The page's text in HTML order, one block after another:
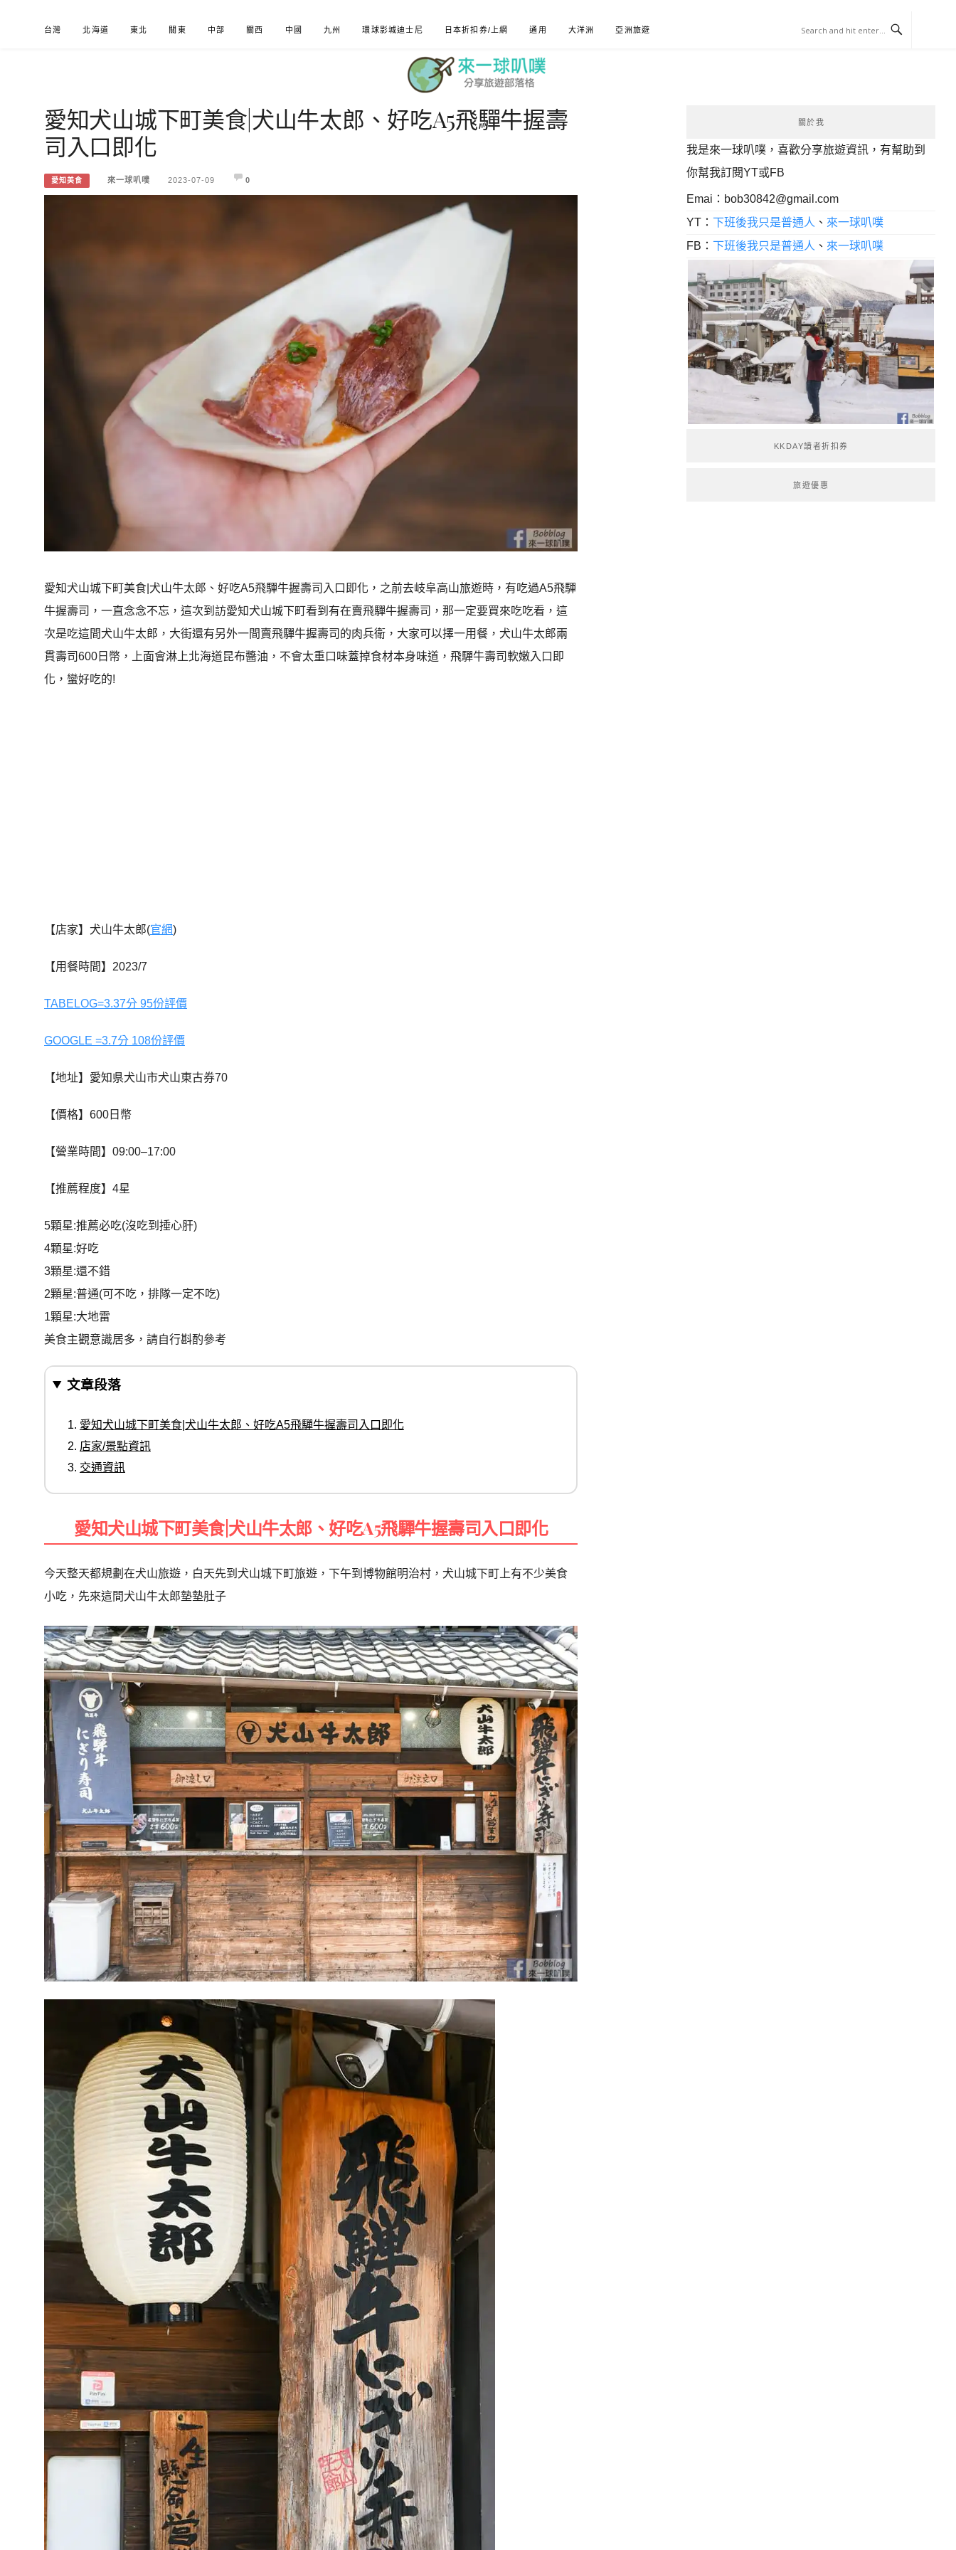
台灣 北海道 東北 關東 中部 關西 中國 九州 環球影城迪士尼 日本折扣券/上網 通用 大洋洲 亞洲旅遊
來一球叭噗
分享日本自助部落格
愛知犬山城下町美食|犬山牛太郎、好吃A5飛驒牛握壽
司入口即化
愛知美食 來一球叭噗 2023-07-09 0
愛知犬山城下町美食|犬山牛太郎、好吃A5飛驒牛握壽司入口即化，之前去岐阜高山旅遊時，有吃過A5飛驒
牛握壽司，一直念念不忘，這次到訪愛知犬山城下町看到有在賣飛驒牛握壽司，那一定要買來吃吃看，這
次是吃這間犬山牛太郎，大街還有另外一間賣飛驒牛握壽司的肉兵衛，大家可以擇一用餐，犬山牛太郎兩
貫壽司600日幣，上面會淋上北海道昆布醬油，不會太重口味蓋掉食材本身味道，飛驒牛壽司軟嫩入口即
化，蠻好吃的!
【店家】犬山牛太郎(官網)
【用餐時間】2023/7
TABELOG=3.37分 95份評價
GOOGLE =3.7分 108份評價
【地址】愛知県犬山市犬山東古券70
【價格】600日幣
【營業時間】09:00–17:00
【推薦程度】4星
5顆星:推薦必吃(沒吃到捶心肝)
4顆星:好吃
3顆星:還不錯
2顆星:普通(可不吃，排隊一定不吃)
1顆星:大地雷
美食主觀意識居多，請自行斟酌參考
文章段落
愛知犬山城下町美食|犬山牛太郎、好吃A5飛驒牛握壽司入口即化
店家/景點資訊
交通資訊
愛知犬山城下町美食|犬山牛太郎、好吃A5飛驒牛握壽司入口即化
今天整天都規劃在犬山旅遊，白天先到犬山城下町旅遊，下午到博物館明治村，犬山城下町上有不少美食
小吃，先來這間犬山牛太郎墊墊肚子
關於我
我是來一球叭噗，喜歡分享旅遊資訊，有幫助到
你幫我訂閱YT或FB
Emai： bob30842@gmail.com
YT：下班後我只是普通人 、 來一球叭噗
FB：下班後我只是普通人 、 來一球叭噗
KKDAY讀者折扣券
旅遊優惠